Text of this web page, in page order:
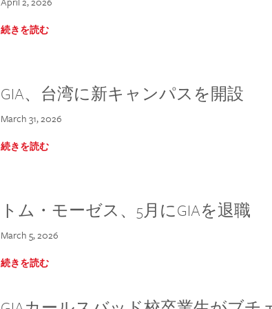
続きを読む
GIA、台湾に新キャンパスを開設
March 31, 2026
続きを読む
トム・モーゼス、5月にGIAを退職
March 5, 2026
続きを読む